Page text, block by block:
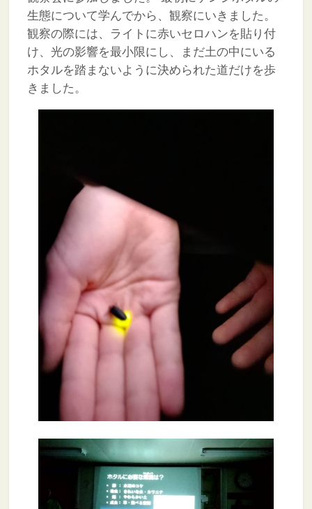
生態について学んでから、観察にいきました。
観察の際には、ライトに赤いセロハンを貼り付
け、光の影響を最小限にし、まだ土の中にいる
ホタルを踏まないように決められた道だけを歩
きました。